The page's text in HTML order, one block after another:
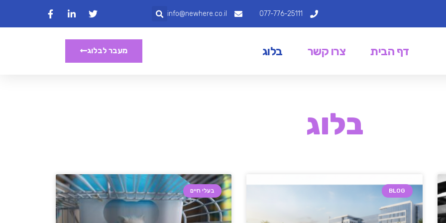
077-776-25111
info@newhere.co.il
דף הבית צרו קשר בלוג מעבר לבלוג
בלוג
BLOG בעלי חיים